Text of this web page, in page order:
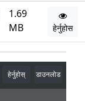
1.69
MB
हेर्नुहोस